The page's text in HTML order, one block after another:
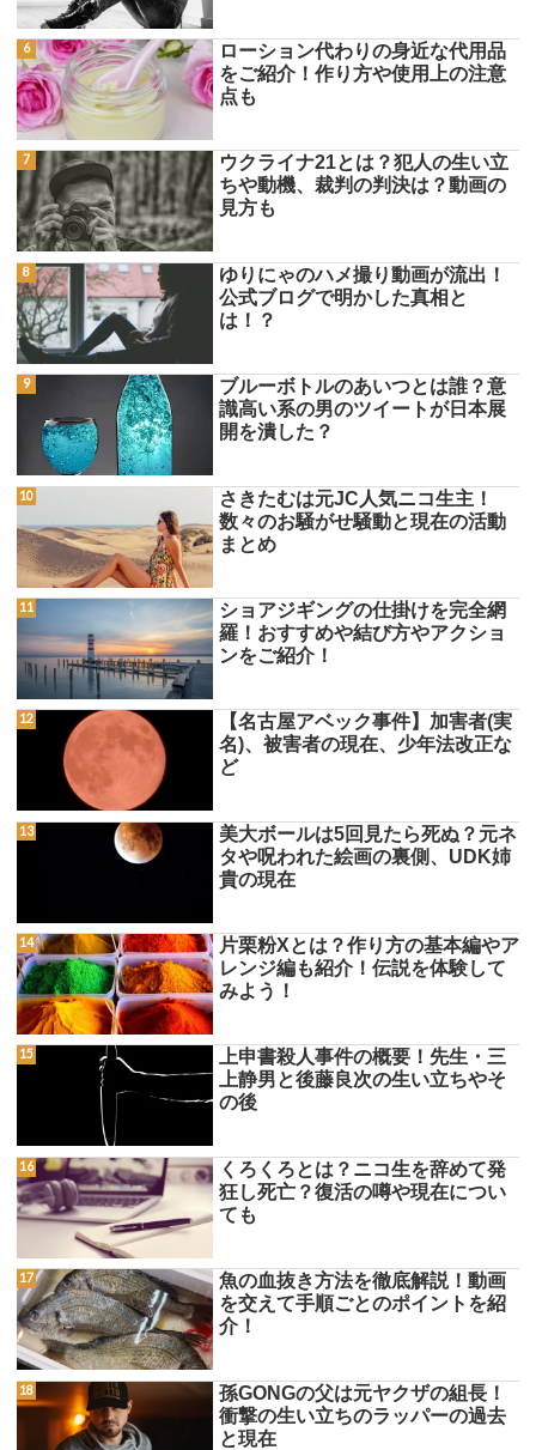
ローション代わりの身近な代用品
をご紹介！作り方や使用上の注意
点も
ウクライナ21とは？犯人の生い立
ちや動機、裁判の判決は？動画の
見方も
ゆりにゃのハメ撮り動画が流出！
公式ブログで明かした真相と
は！？
ブルーボトルのあいつとは誰？意
識高い系の男のツイートが日本展
開を潰した？
さきたむは元JC人気ニコ生主！
数々のお騒がせ騒動と現在の活動
まとめ
ショアジギングの仕掛けを完全網
羅！おすすめや結び方やアクショ
ンをご紹介！
【名古屋アベック事件】加害者(実
名)、被害者の現在、少年法改正な
ど
美大ボールは5回見たら死ぬ？元ネ
タや呪われた絵画の裏側、UDK姉
貴の現在
片栗粉Xとは？作り方の基本編やア
レンジ編も紹介！伝説を体験して
みよう！
上申書殺人事件の概要！先生・三
上静男と後藤良次の生い立ちやそ
の後
くろくろとは？ニコ生を辞めて発
狂し死亡？復活の噂や現在につい
ても
魚の血抜き方法を徹底解説！動画
を交えて手順ごとのポイントを紹
介！
孫GONGの父は元ヤクザの組長！
衝撃の生い立ちのラッパーの過去
と現在